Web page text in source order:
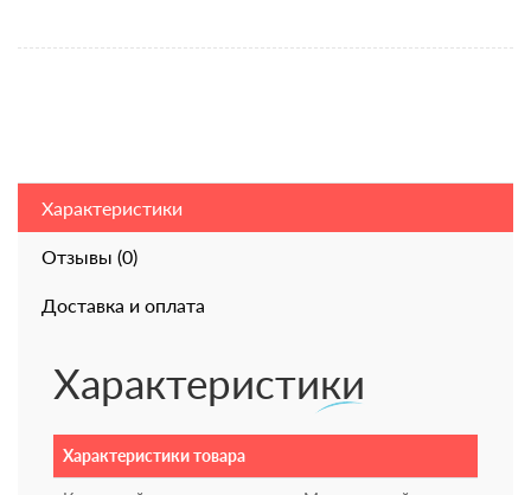
Характеристики
Отзывы (0)
Доставка и оплата
Характеристики
Характеристики товара